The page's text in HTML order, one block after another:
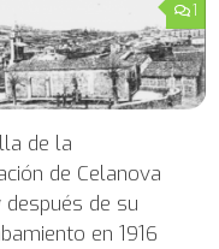
1
de la
de Celanova
de su
en 1916